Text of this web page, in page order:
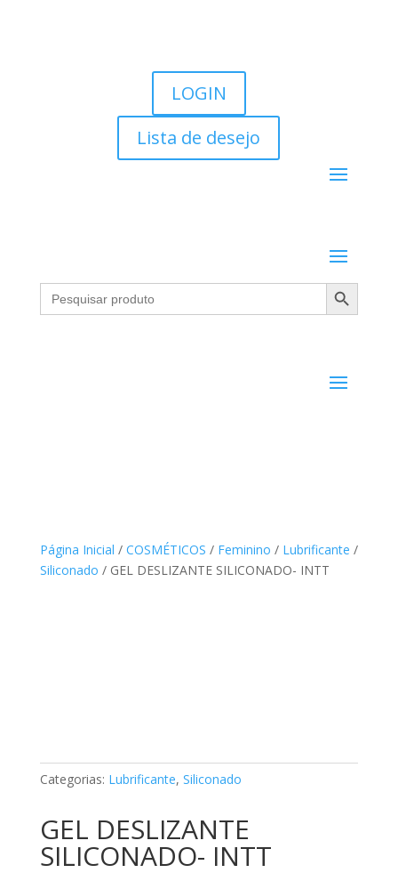
LOGIN
Lista de desejo
Search
for:
Search Button
Página Inicial / COSMÉTICOS / Feminino / Lubrificante /
Siliconado / GEL DESLIZANTE SILICONADO- INTT
Categorias: Lubrificante, Siliconado
GEL DESLIZANTE
SILICONADO- INTT